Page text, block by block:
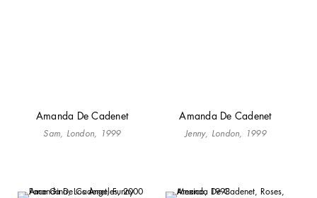
Amanda De Cadenet
Sam, London, 1999
Amanda De Cadenet
Jenny, London, 1999